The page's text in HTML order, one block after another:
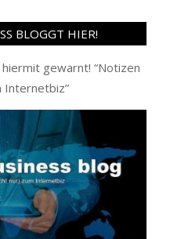
BLOGGT HIER!
gewarnt! “Notizen
Internetbiz”